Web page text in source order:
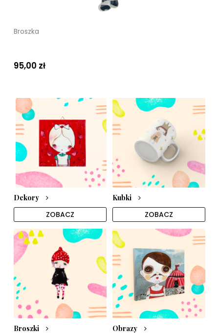
Broszka
95,00 zł
Dekory
ZOBACZ
Kubki
ZOBACZ
Broszki Obrazy